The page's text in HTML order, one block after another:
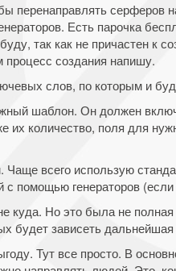
перенаправлять серферов
Есть парочка
так как не причастен к
создания напишу.
слов, по которым и
шаблон. Он должен
их количество, поля для
Чаще всего использую
с помощью генераторов
куда. Но это была не
будет зависеть
Тут все просто. В